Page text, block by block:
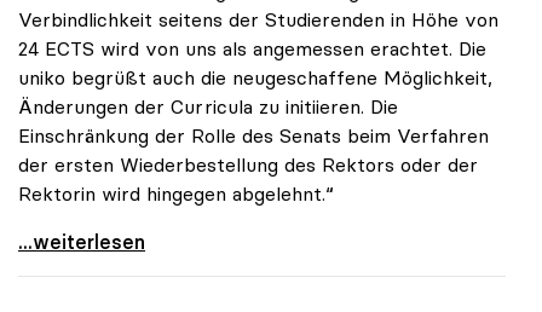
Verbindlichkeit seitens der Studierenden in Höhe von
24 ECTS wird von uns als angemessen erachtet. Die
uniko begrüßt auch die neugeschaffene Möglichkeit,
Änderungen der Curricula zu initiieren. Die
Einschränkung der Rolle des Senats beim Verfahren
der ersten Wiederbestellung des Rektors oder der
Rektorin wird hingegen abgelehnt.“
UG-Novelle: Ja zu Mindeststudienleistung, nein zu
...weiterlesen